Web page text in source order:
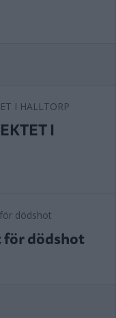
I
dödshot